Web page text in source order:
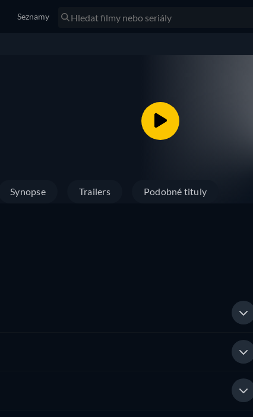
Seznamy
Synopse Trailers Podobné tituly